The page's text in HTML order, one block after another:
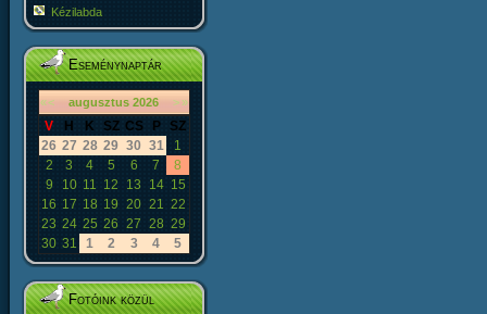
Kézilabda
Eseménynaptár
«< augusztus 2026 >»
V H K SZ CS P
SZ
26 27 28 29 30 31
1
2
3 4 5 6 7
8
9
10 11 12 13 14 15
16 17 18 19 20 21 22
23 24 25 26 27 28 29
30 31 1 2 3 4 5
Fotóink közül